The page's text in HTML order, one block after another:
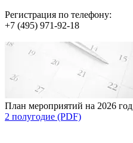
Регистрация по телефону:
+7 (495) 971-92-18
План мероприятий на 2026 год
2 полугодие (PDF)